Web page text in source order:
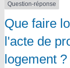
Question-réponse
Que faire
l'acte de
logement ?